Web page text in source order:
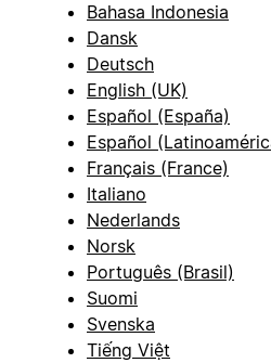
Bahasa Indonesia
Dansk
Deutsch
English (UK)
Español (España)
Español
Français (France)
Italiano
Nederlands
Norsk
Português (Brasil)
Suomi
Svenska
Tiếng Việt